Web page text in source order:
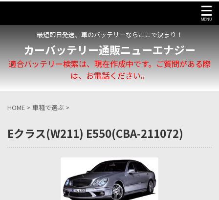
最短即日発送、車のバッテリーならここで決まり！
カーバッテリー通販ニューエナジー
適合バッテリー検索は、現在作成中です。ご質問がある際
は、お電話ください。
HOME > 車種で選ぶ >
Eクラス(W211) E550(CBA-211072)